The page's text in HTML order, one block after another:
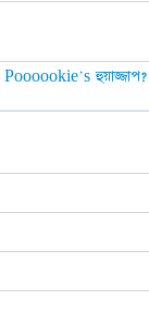
হুয়াজ্জাপ?